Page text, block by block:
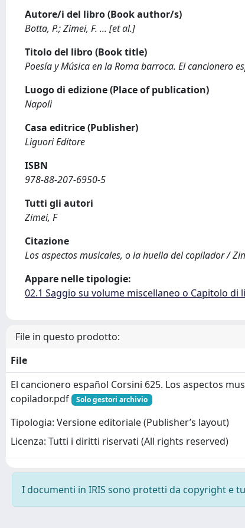
Autore/i del libro (Book author/s)
Botta, P.; Zimei, F. ... [et al.]
Titolo del libro (Book title)
Poesía y Música en la Roma barroca. El cancionero
Luogo di edizione (Place of publication)
Napoli
Casa editrice (Publisher)
Liguori Editore
ISBN
978-88-207-6950-5
Tutti gli autori
Zimei, F
Citazione
Los aspectos musicales, o la huella del copilador /
Appare nelle tipologie:
02.1 Saggio su volume miscellaneo o Capitolo di
File in questo prodotto:
File
El cancionero español Corsini 625. Los aspectos
copilador.pdf
Solo gestori archivio
Tipologia: Versione editoriale (Publisher’s layout)
Licenza: Tutti i diritti riservati (All rights reserved)
I documenti in IRIS sono protetti da copyright e